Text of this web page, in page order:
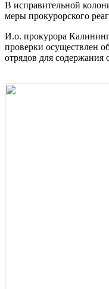
В исправительной
меры прокурорского
И.о. прокурора
проверки осуществлен
отрядов для